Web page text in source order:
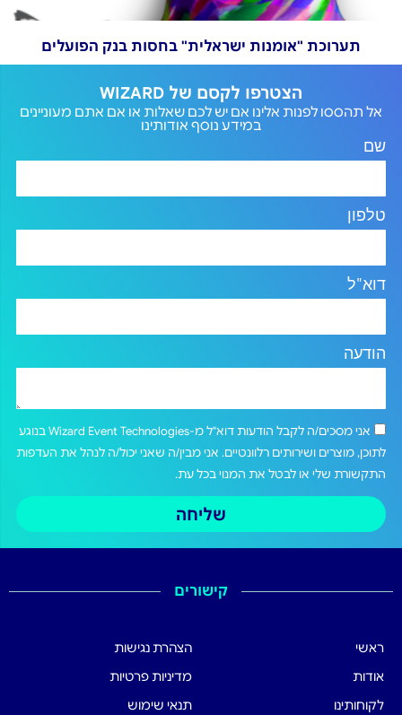
תערוכת "אומנות ישראלית" בחסות בנק הפועלים
הצטרפו לקסם של WIZARD
אל תהססו לפנות אלינו אם יש לכם שאלות או אם אתם מעוניינים
במידע נוסף אודותינו
שם
טלפון
דוא"ל
הודעה
אני מסכים/ה לקבל הודעות דוא"ל מ-Wizard Event Technologies בנוגע
לתוכן, מוצרים ושירותים רלוונטיים. אני מבין/ה שאני יכול/ה לנהל את העדפות
התקשורת שלי או לבטל את המנוי בכל עת.
שליחה
קישורים
ראשי
אודות
לקוחותינו
הצהרת נגישות
מדיניות פרטיות
תנאי שימוש